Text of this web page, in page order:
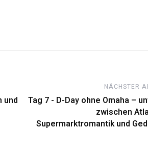
und
NÄCHSTER
Tag 7 - D-Day ohne Omaha –
zwischen
Supermarktromantik und